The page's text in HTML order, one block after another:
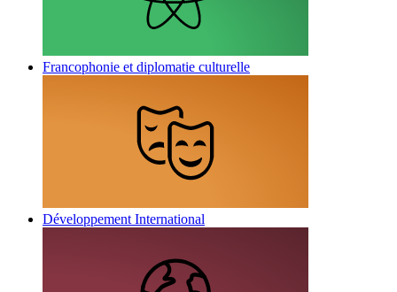
Francophonie et diplomatie culturelle
Développement International